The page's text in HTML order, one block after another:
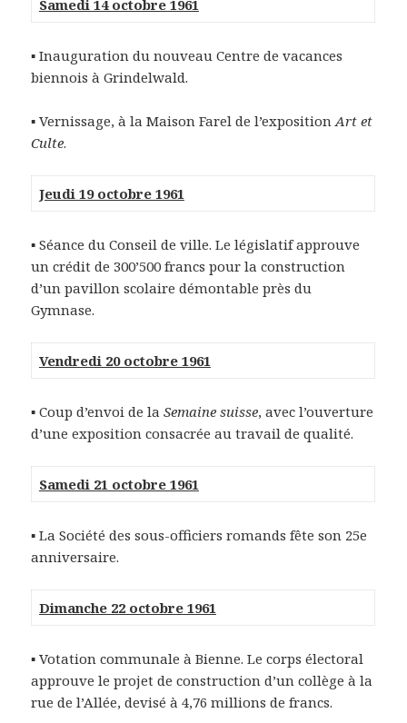
Samedi 14 octobre 1961
▪ Inauguration du nouveau Centre de vacances
biennois à Grindelwald.
▪ Vernissage, à la Maison Farel de l’expositionArt et
Culte.
Jeudi 19 octobre 1961
▪ Séance du Conseil de ville. Le législatif approuve
un crédit de 300’500 francs pour la construction
d’un pavillon scolaire démontable près du
Gymnase.
Vendredi 20 octobre 1961
▪ Coup d’envoi de laSemaine suisse, avec l’ouverture
d’une exposition consacrée au travail de qualité.
Samedi 21 octobre 1961
▪ La Société des sous-officiers romands fête son 25e
anniversaire.
Dimanche 22 octobre 1961
▪ Votation communale à Bienne. Le corps électoral
approuve le projet de construction d’un collège à la
rue de l’Allée, devisé à 4,76 millions de francs.